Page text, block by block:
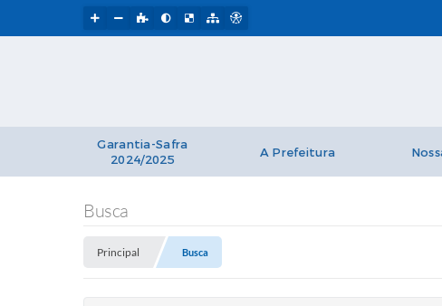
Garantia-Safra
2024/2025
A Prefeitura
Busca
Principal Busca